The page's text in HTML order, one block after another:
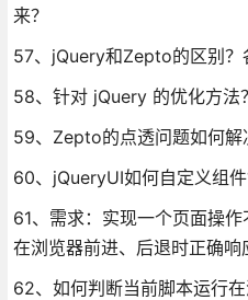
来？
57、jQuery和Zepto的区别？
58、针对 jQuery 的优化方法？
59、Zepto的点透问题如何解
60、jQueryUI如何自定义组
61、需求：实现一个页面操
在浏览器前进、后退时正确响
62、如何判断当前脚本运行